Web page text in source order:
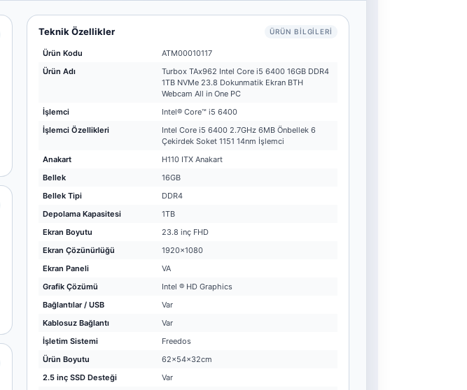
Teknik Özellikler ÜRÜN BILGILERI
Ürün Kodu
ATM00010117
Ürün Adı
Turbox TAx962 Intel Core i5 6400 16GB DDR4
1TB NVMe 23.8 Dokunmatik Ekran BTH
Webcam All in One PC
İşlemci
Intel® Core™ i5 6400
İşlemci Özellikleri
Intel Core i5 6400 2.7GHz 6MB Önbellek 6
Çekirdek Soket 1151 14nm İşlemci
Anakart
H110 ITX Anakart
Bellek
16GB
Bellek Tipi
DDR4
Depolama Kapasitesi
1TB
Ekran Boyutu
23.8 inç FHD
Ekran Çözünürlüğü
1920x1080
Ekran Paneli
VA
Grafik Çözümü
Intel ® HD Graphics
Bağlantılar / USB
Var
Kablosuz Bağlantı
Var
İşletim Sistemi
Freedos
Ürün Boyutu
62x54x32cm
2.5 inç SSD Desteği
Var